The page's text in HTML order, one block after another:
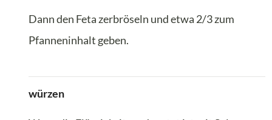
Dann den Feta zerbröseln und etwa 2/3 zum
Pfanneninhalt geben.
würzen